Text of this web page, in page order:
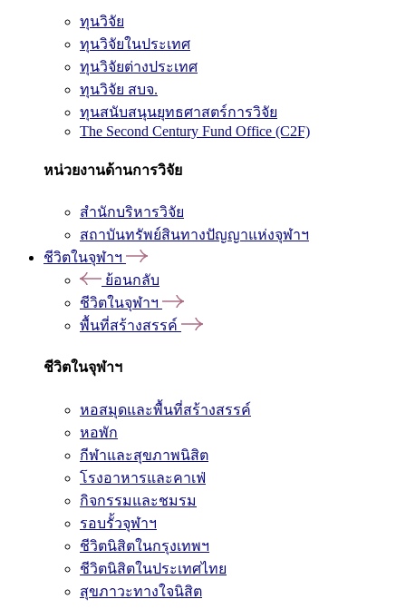
ทุนวิจัย
ทุนวิจัยในประเทศ
ทุนวิจัยต่างประเทศ
ทุนวิจัย สบจ.
ทุนสนับสนุนยุทธศาสตร์การวิจัย
The Second Century Fund Office (C2F)
หน่วยงานด้านการวิจัย
สำนักบริหารวิจัย
สถาบันทรัพย์สินทางปัญญาแห่งจุฬาฯ
ชีวิตในจุฬาฯ
ย้อนกลับ
ชีวิตในจุฬาฯ
พื้นที่สร้างสรรค์
ชีวิตในจุฬาฯ
หอสมุดและพื้นที่สร้างสรรค์
หอพัก
กีฬาและสุขภาพนิสิต
โรงอาหารและคาเฟ่
กิจกรรมและชมรม
รอบรั้วจุฬาฯ
ชีวิตนิสิตในกรุงเทพฯ
ชีวิตนิสิตในประเทศไทย
สุขภาวะทางใจนิสิต